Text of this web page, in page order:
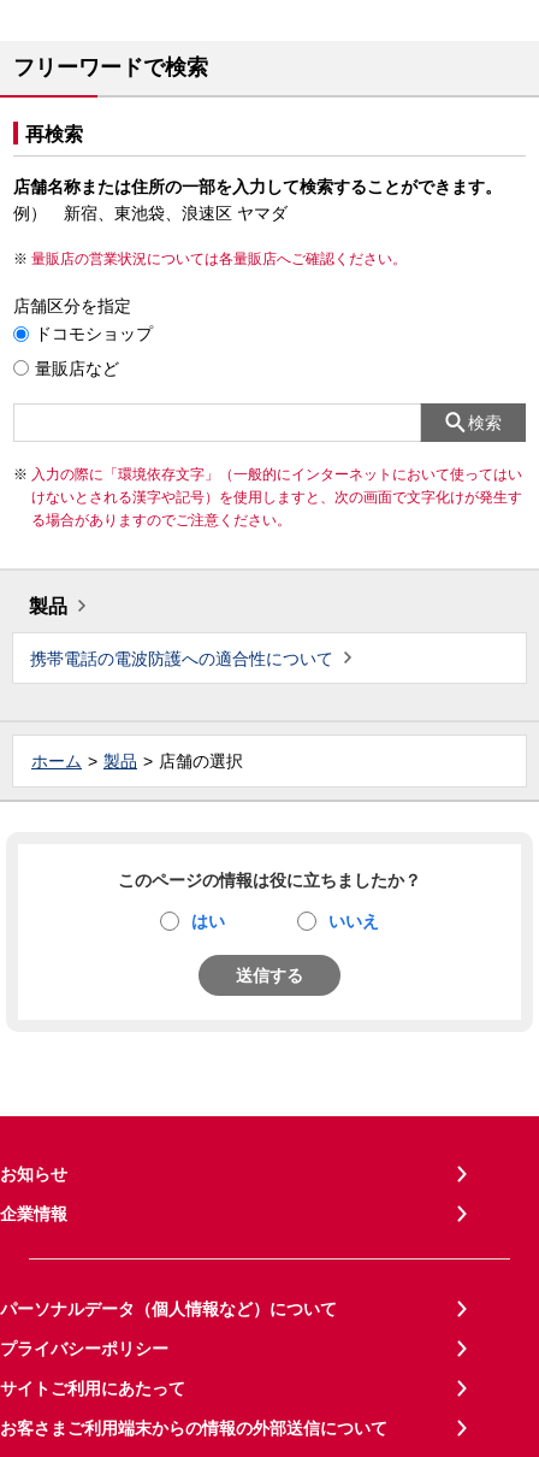
フリーワードで検索
再検索
店舗名称または住所の一部を入力して検索することができます。
例） 新宿、東池袋、浪速区 ヤマダ
量販店の営業状況については各量販店へご確認ください。
店舗区分を指定
ドコモショップ
量販店など
検索
入力の際に「環境依存文字」（一般的にインターネットにおいて使ってはい
けないとされる漢字や記号）を使用しますと、次の画面で文字化けが発生す
る場合がありますのでご注意ください。
製品
携帯電話の電波防護への適合性について
ホーム 製品 店舗の選択
このページの情報は役に立ちましたか？
はい いいえ
送信する
お知らせ
企業情報
パーソナルデータ（個人情報など）について
プライバシーポリシー
サイトご利用にあたって
お客さまご利用端末からの情報の外部送信について